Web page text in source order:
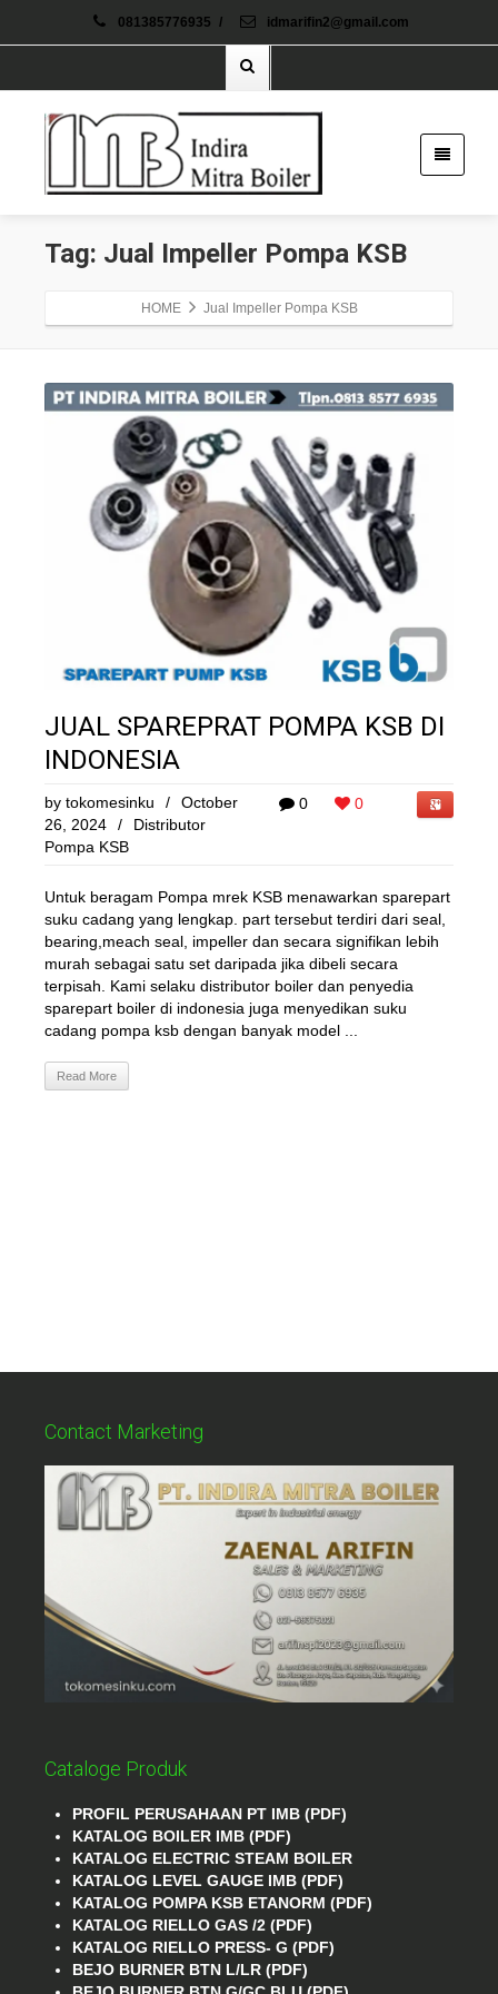
081385776935 / idmarifin2@gmail.com
Tag: Jual Impeller Pompa KSB
HOME Jual Impeller Pompa KSB
JUAL SPAREPRAT POMPA KSB DI
INDONESIA
0 0
by tokomesinku /
October
26, 2024
/
Distributor
Pompa KSB
Untuk beragam Pompa mrek KSB menawarkan sparepart
suku cadang yang lengkap. part tersebut terdiri dari seal,
bearing,meach seal, impeller dan secara signifikan lebih
murah sebagai satu set daripada jika dibeli secara
terpisah. Kami selaku distributor boiler dan penyedia
sparepart boiler di indonesia juga menyedikan suku
cadang pompa ksb dengan banyak model ...
Read More
Contact Marketing
Cataloge Produk
PROFIL PERUSAHAAN PT IMB (PDF)
KATALOG BOILER IMB (PDF)
KATALOG ELECTRIC STEAM BOILER
KATALOG LEVEL GAUGE IMB (PDF)
KATALOG POMPA KSB ETANORM (PDF)
KATALOG RIELLO GAS /2 (PDF)
KATALOG RIELLO PRESS- G (PDF)
BEJO BURNER BTN L/LR (PDF)